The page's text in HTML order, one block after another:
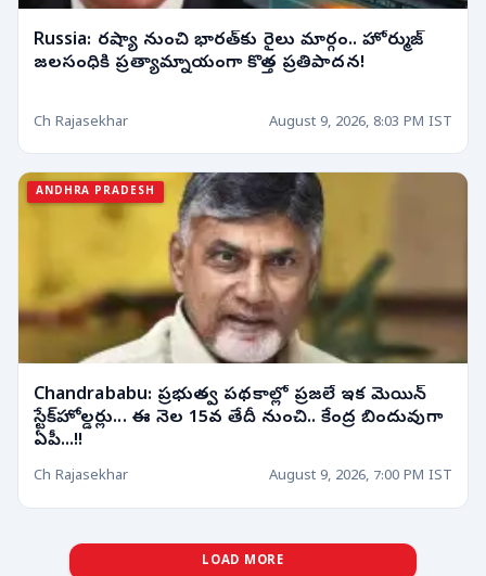
Russia: రష్యా నుంచి భారత్‌కు రైలు మార్గం.. హోర్ముజ్‌
జలసంధికి ప్రత్యామ్నాయంగా కొత్త ప్రతిపాదన!
Ch Rajasekhar August 9, 2026, 8:03 PM IST
ANDHRA PRADESH
Chandrababu: ప్రభుత్వ పథకాల్లో ప్రజలే ఇక మెయిన్
స్టేక్‌హోల్డర్లు... ఈ నెల 15వ తేదీ నుంచి.. కేంద్ర బిందువుగా
ఏపీ...!!
Ch Rajasekhar August 9, 2026, 7:00 PM IST
LOAD MORE